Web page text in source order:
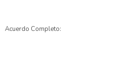
Acuerdo Completo: